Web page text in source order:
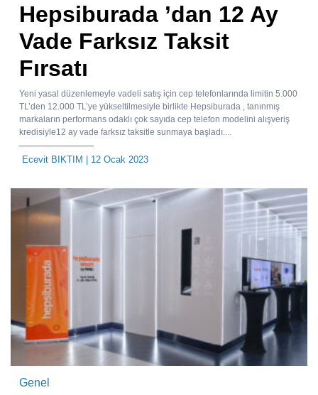
Hepsiburada ’dan 12 Ay
Vade Farksız Taksit
Fırsatı
Yeni yasal düzenlemeyle vadeli satış için cep telefonlarında limitin 5.000
TL’den 12.000 TL’ye yükseltilmesiyle birlikte Hepsiburada , tanınmış
markaların performans odaklı çok sayıda cep telefon modelini alışveriş
kredisiyle12 ay vade farksız taksitle sunmaya başladı....
Ecevit BIKTIM | 12 Ocak 2023
Genel